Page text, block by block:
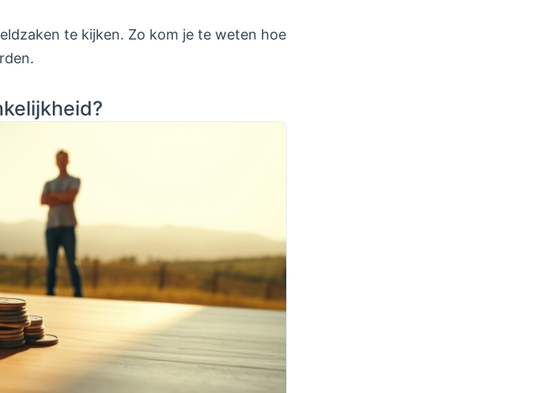
te kijken. Zo kom je te weten hoe